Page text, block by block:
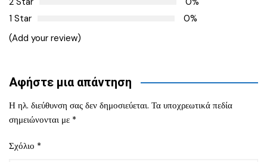
1 Star
0%
(Add your review)
Αφήστε μια απάντηση
Η ηλ. διεύθυνση σας δεν δημοσιεύεται. Τα υποχρεωτικά πεδία
σημειώνονται με *
Σχόλιο *